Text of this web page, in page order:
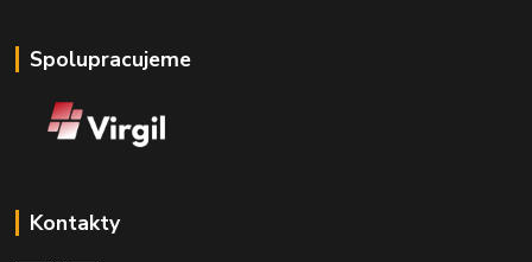
Spolupracujeme
Kontakty